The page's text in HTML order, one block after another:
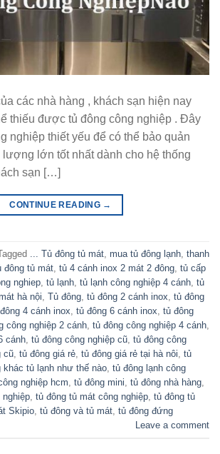
các nhà hàng , khách sạn hiện nay
thiếu được tủ đông công nghiệp . Đây
nghiệp thiết yếu để có thể bảo quản
lớn tốt nhất dành cho hệ thống
sạn […]
CONTINUE READING →
... Tủ đông tủ mát mua tủ đông lạnh thanh
đông tủ mát tủ 4 cánh inox 2 mát 2 đông tủ cấp
nghiep tủ lạnh tủ lạnh công nghiệp 4 cánh tủ
hà nội Tủ đông tủ đông 2 cánh inox tủ đông
4 cánh inox tủ đông 6 cánh inox tủ đông
công nghiệp 2 cánh tủ đông công nghiệp 4 cánh
cánh tủ đông công nghiệp cũ tủ đông công
cũ tủ đông giá rẻ tủ đông giá rẻ tại hà nôi tủ
khác tủ lạnh như thế nào tủ đông lạnh công
nghiệp hcm tủ đông mini tủ đông nhà hàng
tủ đông tủ mát công nghiệp tủ đông tủ
Skipio tủ đông và tủ mát tủ đông đứng
Leave a comment